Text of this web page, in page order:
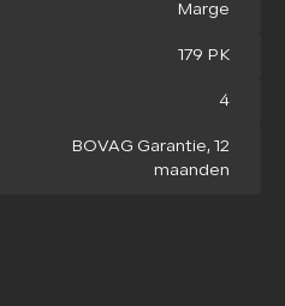
Marge
179 PK
4
BOVAG Garantie, 12
maanden